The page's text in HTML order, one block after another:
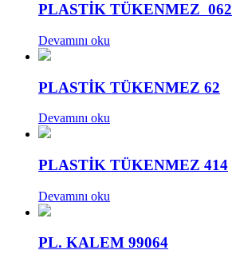
PLASTİK TÜKENMEZ 062
Devamını oku
PLASTİK TÜKENMEZ 62
Devamını oku
PLASTİK TÜKENMEZ 414
Devamını oku
PL. KALEM 99064